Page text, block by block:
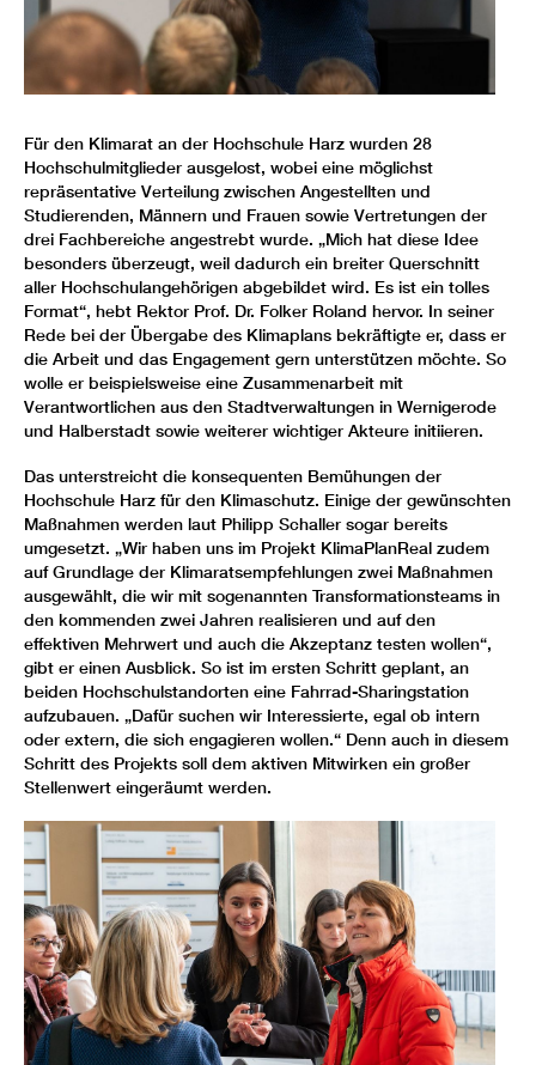
Für den Klimarat an der Hochschule Harz wurden 28
Hochschulmitglieder ausgelost, wobei eine möglichst
repräsentative Verteilung zwischen Angestellten und
Studierenden, Männern und Frauen sowie Vertretungen der
drei Fachbereiche angestrebt wurde. „Mich hat diese Idee
besonders überzeugt, weil dadurch ein breiter Querschnitt
aller Hochschulangehörigen abgebildet wird. Es ist ein tolles
Format“, hebt Rektor Prof. Dr. Folker Roland hervor. In seiner
Rede bei der Übergabe des Klimaplans bekräftigte er, dass er
die Arbeit und das Engagement gern unterstützen möchte. So
wolle er beispielsweise eine Zusammenarbeit mit
Verantwortlichen aus den Stadtverwaltungen in Wernigerode
und Halberstadt sowie weiterer wichtiger Akteure initiieren.
Das unterstreicht die konsequenten Bemühungen der
Hochschule Harz für den Klimaschutz. Einige der gewünschten
Maßnahmen werden laut Philipp Schaller sogar bereits
umgesetzt. „Wir haben uns im Projekt KlimaPlanReal zudem
auf Grundlage der Klimaratsempfehlungen zwei Maßnahmen
ausgewählt, die wir mit sogenannten Transformationsteams in
den kommenden zwei Jahren realisieren und auf den
effektiven Mehrwert und auch die Akzeptanz testen wollen“,
gibt er einen Ausblick. So ist im ersten Schritt geplant, an
beiden Hochschulstandorten eine Fahrrad-Sharingstation
aufzubauen. „Dafür suchen wir Interessierte, egal ob intern
oder extern, die sich engagieren wollen.“ Denn auch in diesem
Schritt des Projekts soll dem aktiven Mitwirken ein großer
Stellenwert eingeräumt werden.